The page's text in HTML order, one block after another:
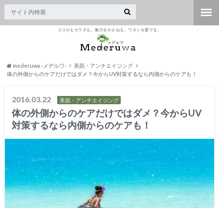
ココロもカラダも。魅力をかさねる。ワタシを愛でる。
mederuwa -メデルワ-
美肌・アンチエイジング
体の外側からのケアだけではダメ？今からUV対策するなら内側からのケアも！
2016.03.22 美肌・アンチエイジング
体の外側からのケアだけではダメ？今からUV
対策するなら内側からのケアも！